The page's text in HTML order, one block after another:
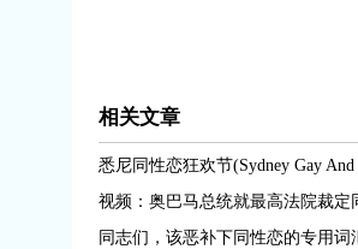
相关文章
悉尼同性恋狂欢节(Sydney Gay And
视频：奥巴马总统就最高法院裁定
同志们，该恶补下同性恋的专用词